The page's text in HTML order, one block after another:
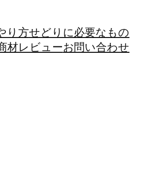
り方せどりに必要なもの
材レビューお問い合わせ